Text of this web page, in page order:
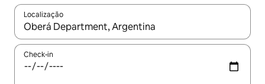
Localização
Quando os resultados estiverem disponíveis, navegue com
Check-in